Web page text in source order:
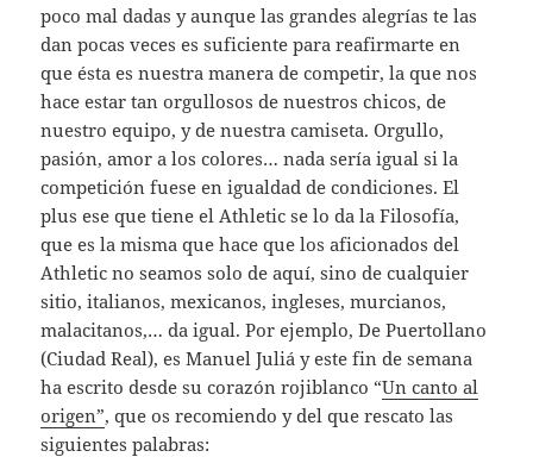
poco mal dadas y aunque las grandes alegrías te las
dan pocas veces es suficiente para reafirmarte en
que ésta es nuestra manera de competir, la que nos
hace estar tan orgullosos de nuestros chicos, de
nuestro equipo, y de nuestra camiseta. Orgullo,
pasión, amor a los colores… nada sería igual si la
competición fuese en igualdad de condiciones. El
plus ese que tiene el Athletic se lo da la Filosofía,
que es la misma que hace que los aficionados del
Athletic no seamos solo de aquí, sino de cualquier
sitio, italianos, mexicanos, ingleses, murcianos,
malacitanos,… da igual. Por ejemplo, De Puertollano
(Ciudad Real), es Manuel Juliá y este fin de semana
ha escrito desde su corazón rojiblanco “Un canto al
origen”, que os recomiendo y del que rescato las
siguientes palabras: